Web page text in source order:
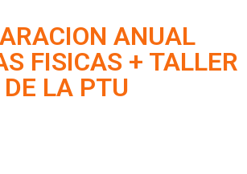
ANUAL
FISICAS + TALLER
DE LA PTU